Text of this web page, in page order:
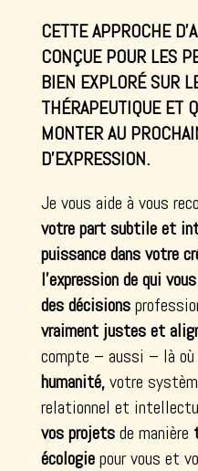
CETTE APPROCHE
CONÇUE POUR LES
BIEN EXPLORÉ SUR
THÉRAPEUTIQUE ET
MONTER AU
D’EXPRESSION.
Je vous aide à vous
votre part subtile et
puissance dans votre
l’expression de qui
des décisions
vraiment justes et
compte – aussi – là
humanité,votre
relationnel et
vos projetsde manière
écologiepour vous et